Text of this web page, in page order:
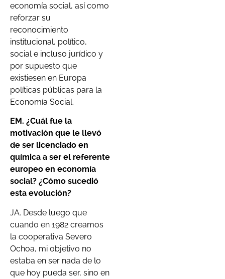
economía social, así como
reforzar su
reconocimiento
institucional, político,
social e incluso jurídico y
por supuesto que
existiesen en Europa
políticas públicas para la
Economía Social.
EM. ¿Cuál fue la
motivación que le llevó
de ser licenciado en
química a ser el referente
europeo en economía
social? ¿Cómo sucedió
esta evolución?
JA. Desde luego que
cuando en 1982 creamos
la cooperativa Severo
Ochoa, mi objetivo no
estaba en ser nada de lo
que hoy pueda ser, sino en